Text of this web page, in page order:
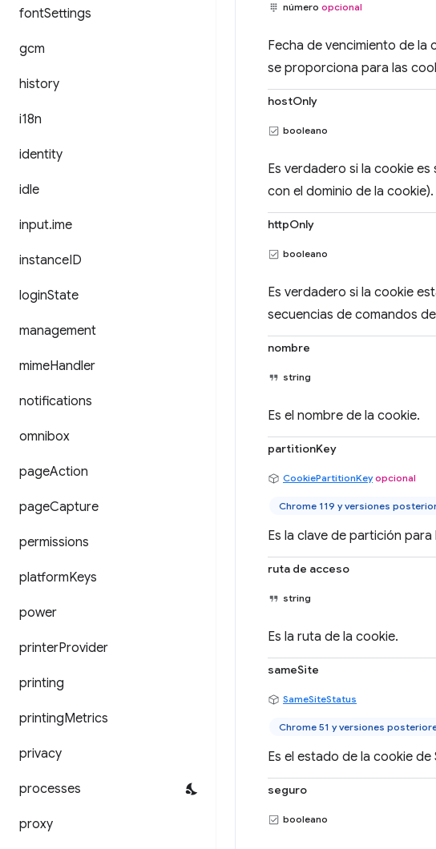
fontSettings
gcm
history
i18n
identity
idle
input.ime
instanceID
loginState
management
mimeHandler
notifications
omnibox
pageAction
pageCapture
permissions
platformKeys
power
printerProvider
printing
printingMetrics
privacy
processes
proxy
número opcional
Fecha de vencimiento de la
se proporciona para las
hostOnly
booleano
Es verdadero si la cookie
con el dominio de la cookie).
httpOnly
booleano
Es verdadero si la cookie
secuencias de comandos
nombre
string
Es el nombre de la cookie.
partitionKey
CookiePartitionKey opcional
Chrome 119 y versiones
Es la clave de partición
ruta de acceso
string
Es la ruta de la cookie.
sameSite
SameSiteStatus
Chrome 51 y versiones
Es el estado de la cookie
seguro
booleano